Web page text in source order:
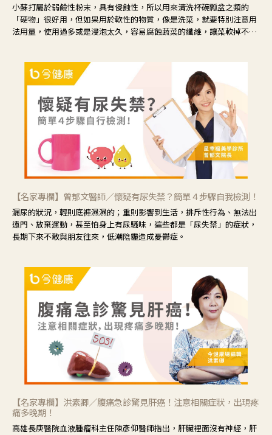
小蘇打屬於弱鹼性粉末，具有侵蝕性，所以用來清洗杯碗瓢盆之類的
「硬物」很好用，但如果用於軟性的物質，像是洗菜，就要特別注意用
法用量，使用過多或是浸泡太久，容易腐蝕蔬菜的纖維，讓菜軟掉不清
【名家專欄】曾郁文醫師／懷疑有尿失禁？簡單４步驟自我檢測！
漏尿的狀況，輕則底褲濕濕的；重則影響到生活，排斥性行為、無法出
遠門、放棄運動，甚至怕身上有尿騷味，這些都是「尿失禁」的症狀，
長期下來不敢與朋友往來，低潮陰霾造成憂鬱症。
【名家專欄】洪素卿／腹痛急診驚見肝癌！注意相關症狀，出現疼
痛多晚期！
高雄長庚醫院血液腫瘤科主任陳彥仰醫師指出，肝臟裡面沒有神經，肝